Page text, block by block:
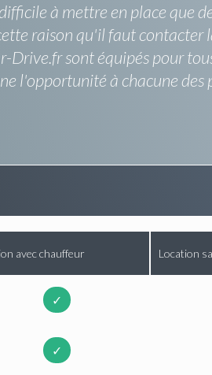
à mettre en place que
raison qu'il faut contacter
sont équipés pour
l'opportunité à chacune des
avec chauffeur Location
✓
✓